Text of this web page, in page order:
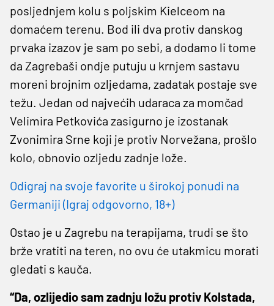
posljednjem kolu s poljskim Kielceom na
domaćem terenu. Bod ili dva protiv danskog
prvaka izazov je sam po sebi, a dodamo li tome
da Zagrebaši ondje putuju u krnjem sastavu
moreni brojnim ozljedama, zadatak postaje sve
težu. Jedan od najvećih udaraca za momčad
Velimira Petkovića zasigurno je izostanak
Zvonimira Srne koji je protiv Norvežana, prošlo
kolo, obnovio ozljedu zadnje lože.
Odigraj na svoje favorite u širokoj ponudi na
Germaniji (Igraj odgovorno, 18+)
Ostao je u Zagrebu na terapijama, trudi se što
brže vratiti na teren, no ovu će utakmicu morati
gledati s kauča.
“Da, ozlijedio sam zadnju ložu protiv Kolstada,